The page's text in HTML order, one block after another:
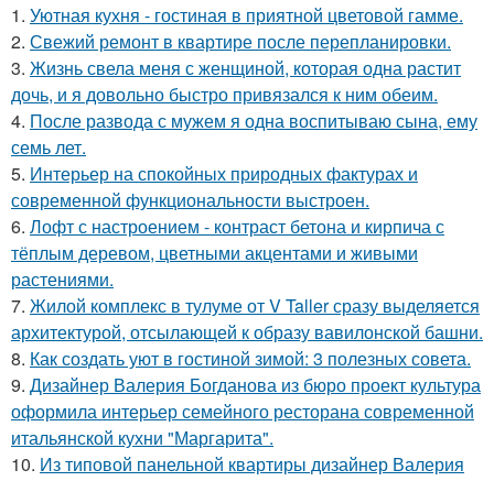
1. Уютная кухня - гостиная в приятной цветовой гамме.
2. Свежий ремонт в квартире после перепланировки.
3. Жизнь свела меня с женщиной, которая одна растит
дочь, и я довольно быстро привязался к ним обеим.
4. После развода с мужем я одна воспитываю сына, ему
семь лет.
5. Интерьер на спокойных природных фактурах и
современной функциональности выстроен.
6. Лофт с настроением - контраст бетона и кирпича с
тёплым деревом, цветными акцентами и живыми
растениями.
7. Жилой комплекс в тулуме от V Taller сразу выделяется
архитектурой, отсылающей к образу вавилонской башни.
8. Как создать уют в гостиной зимой: 3 полезных совета.
9. Дизайнер Валерия Богданова из бюро проект культура
оформила интерьер семейного ресторана современной
итальянской кухни "Маргарита".
10. Из типовой панельной квартиры дизайнер Валерия